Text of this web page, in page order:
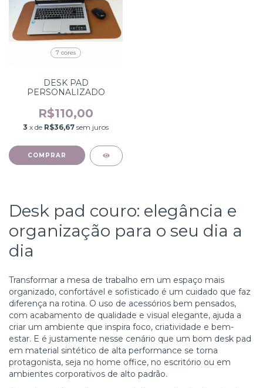
7 cores
DESK PAD
PERSONALIZADO
R$110,00
3 x de R$36,67 sem juros
COMPRAR
Desk pad couro: elegância e
organização para o seu dia a
dia
Transformar a mesa de trabalho em um espaço mais
organizado, confortável e sofisticado é um cuidado que faz
diferença na rotina. O uso de acessórios bem pensados,
com acabamento de qualidade e visual elegante, ajuda a
criar um ambiente que inspira foco, criatividade e bem-
estar. E é justamente nesse cenário que um bom desk pad
em material sintético de alta performance se torna
protagonista, seja no home office, no escritório ou em
ambientes corporativos de alto padrão.